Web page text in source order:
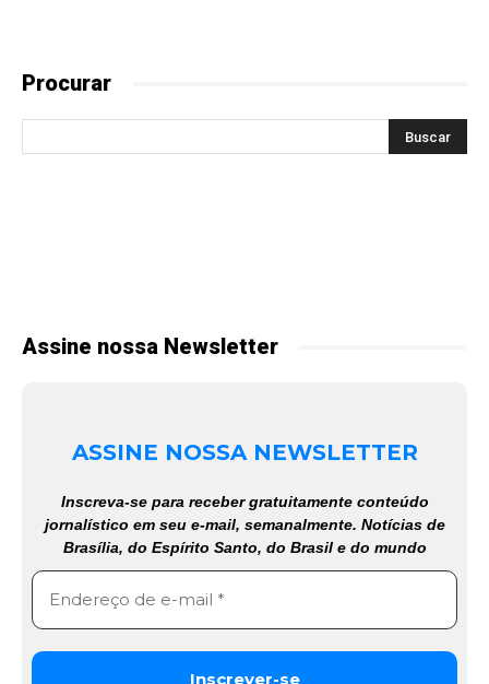
Procurar
Assine nossa Newsletter
ASSINE NOSSA NEWSLETTER
Inscreva-se para receber gratuitamente conteúdo
jornalístico em seu e-mail, semanalmente. Notícias de
Brasília, do Espírito Santo, do Brasil e do mundo